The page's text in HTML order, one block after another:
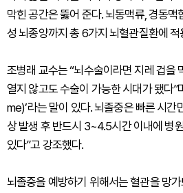
막힌 공간은 뚫어 준다. 뇌동맥류, 경동
성 뇌종양까지 총 6가지 뇌혈관질환에 적
조병래 교수는 “뇌수술이라면 지레 겁을
열지 않고도 수술이 가능한 시대가 됐다”
me)’라는 말이 있다. 뇌졸중은 빠른 시간
상 발생 후 반드시 3~4.5시간 이내에 병
있다”고 강조했다.
뇌졸중을 예방하기 위해서는 혈관을 망